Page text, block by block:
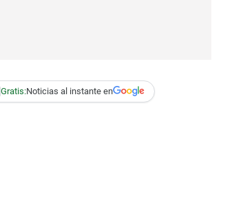
Gratis:Noticias al instante en